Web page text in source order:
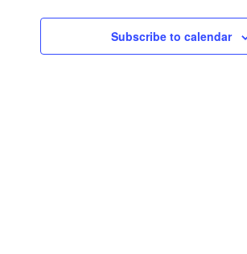
Subscribe to calendar